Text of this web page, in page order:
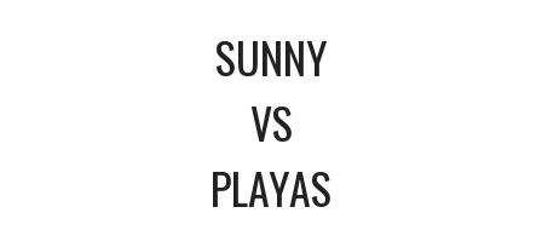
SUNNY
VS
PLAYAS